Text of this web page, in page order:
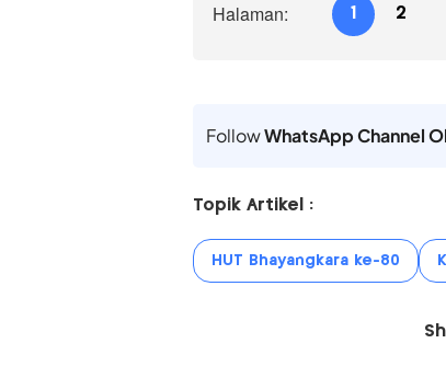
Halaman: 1 2
FollowWhatsApp Channel
Topik Artikel :
HUT Bhayangkara ke-80